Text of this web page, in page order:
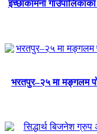
इच्छाकामना
भरतपुर–२५ मा मङ्गलम